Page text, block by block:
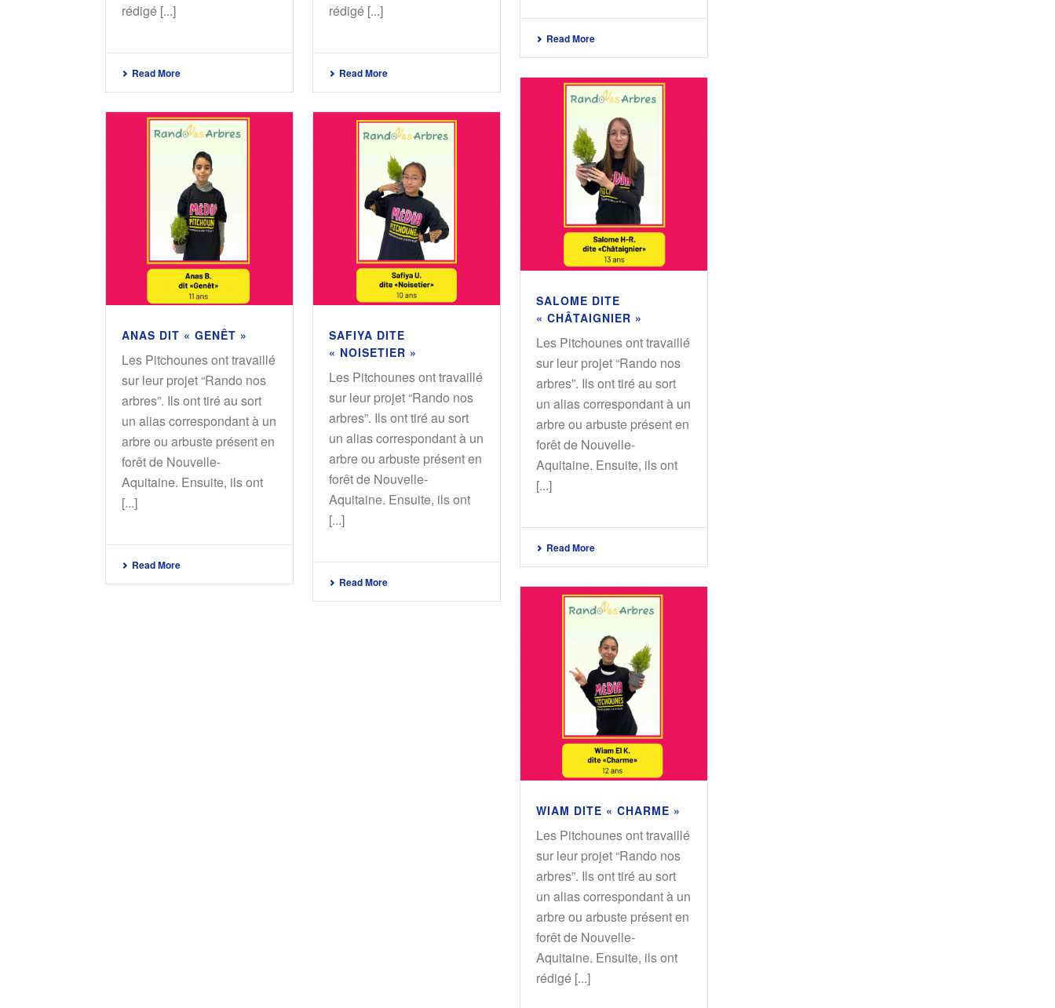
Read More
rédigé [...]
Read More
rédigé [...]
Read More
SALOME DITE
« CHÂTAIGNIER »
Les Pitchounes ont travaillé
sur leur projet “Rando nos
arbres”. Ils ont tiré au sort
un alias correspondant à un
arbre ou arbuste présent en
forêt de Nouvelle-
Aquitaine. Ensuite, ils ont
[...]
Read More
ANAS DIT « GENÊT »
Les Pitchounes ont travaillé
sur leur projet “Rando nos
arbres”. Ils ont tiré au sort
un alias correspondant à un
arbre ou arbuste présent en
forêt de Nouvelle-
Aquitaine. Ensuite, ils ont
[...]
Read More
SAFIYA DITE
« NOISETIER »
Les Pitchounes ont travaillé
sur leur projet “Rando nos
arbres”. Ils ont tiré au sort
un alias correspondant à un
arbre ou arbuste présent en
forêt de Nouvelle-
Aquitaine. Ensuite, ils ont
[...]
Read More
WIAM DITE « CHARME »
Les Pitchounes ont travaillé
sur leur projet “Rando nos
arbres”. Ils ont tiré au sort
un alias correspondant à un
arbre ou arbuste présent en
forêt de Nouvelle-
Aquitaine. Ensuite, ils ont
rédigé [...]